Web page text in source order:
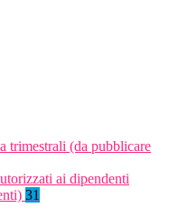
trimestrali (da pubblicare
ai dipendenti
31